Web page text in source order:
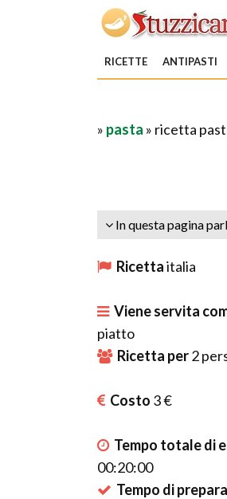
RICETTE ANTIPASTI
» pasta » ricetta
In questa pagina
Ricettaitalia
Viene servita
piatto
Ricetta per2
Costo 3 €
Tempo totale di
00:20:00
Tempo di